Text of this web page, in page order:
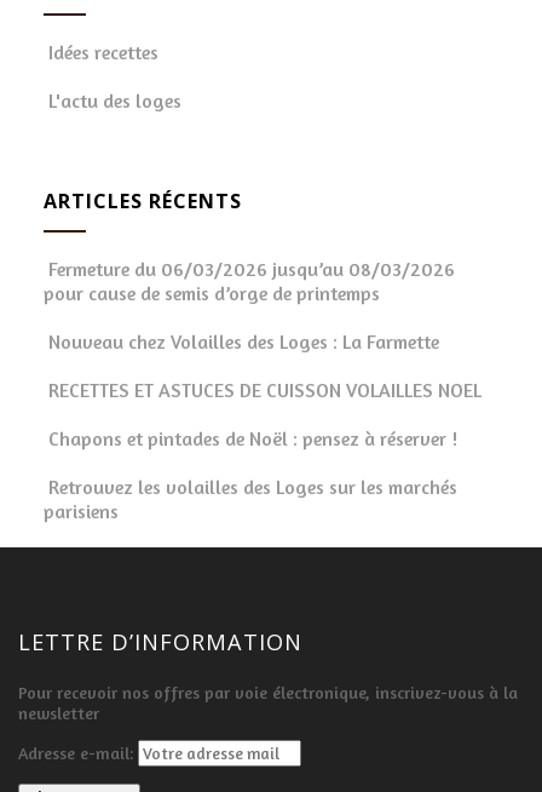
Idées recettes
L'actu des loges
ARTICLES RÉCENTS
Fermeture du 06/03/2026 jusqu’au 08/03/2026
pour cause de semis d’orge de printemps
Nouveau chez Volailles des Loges : La Farmette
RECETTES ET ASTUCES DE CUISSON VOLAILLES NOEL
Chapons et pintades de Noël : pensez à réserver !
Retrouvez les volailles des Loges sur les marchés
parisiens
LETTRE D’INFORMATION
Pour recevoir nos offres par voie électronique, inscrivez-vous à la
newsletter
Adresse e-mail: